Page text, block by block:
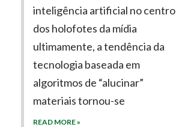
inteligência artificial no centro
dos holofotes da mídia
ultimamente, a tendência da
tecnologia baseada em
algoritmos de “alucinar”
materiais tornou-se
READ MORE »